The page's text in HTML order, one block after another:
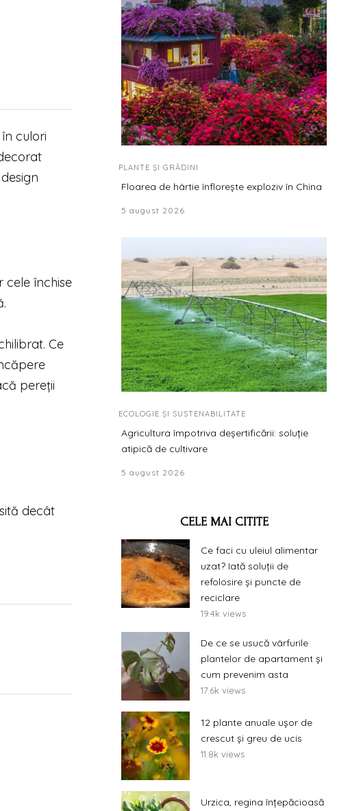
culori
cele închise
Ce
pereții
decât
PLANTE ȘI GRĂDINI
Floarea de hârtie înflorește exploziv în China
5 august 2026
ECOLOGIE ȘI SUSTENABILITATE
Agricultura împotriva deșertificării: soluție
atipică de cultivare
5 august 2026
CELE MAI CITITE
Ce faci cu uleiul alimentar
uzat? Iată soluții de
refolosire și puncte de
reciclare
19.4k views
De ce se usucă vârfurile
plantelor de apartament și
cum prevenim asta
17.6k views
12 plante anuale ușor de
crescut și greu de ucis
11.8k views
Urzica, regina înțepăcioasă